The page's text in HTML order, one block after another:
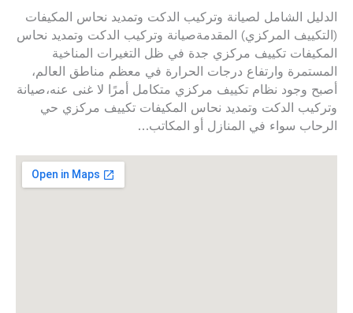
الدليل الشامل لصيانة وتركيب الدكت وتمديد نحاس المكيفات
(التكييف المركزي) المقدمةصيانة وتركيب الدكت وتمديد نحاس
المكيفات تكييف مركزي جدة في ظل التغيرات المناخية
المستمرة وارتفاع درجات الحرارة في معظم مناطق العالم،
أصبح وجود نظام تكييف مركزي متكامل أمرًا لا غنى عنه،صيانة
وتركيب الدكت وتمديد نحاس المكيفات تكييف مركزي حي
الرحاب سواء في المنازل أو المكاتب…